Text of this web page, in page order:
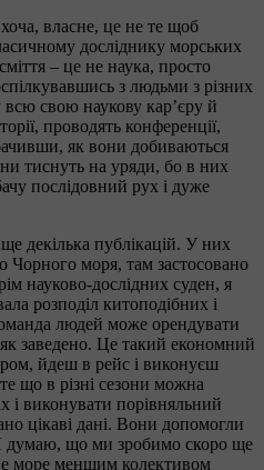
власне, це не те щоб
досліднику морських
– це не наука, просто
з людьми з різних
свою наукову кар’єру й
проводять конференції,
як вони добиваються
тиснуть на уряди, бо в них
послідовний рух і дуже
декілька публікацій. У них
Чорного моря, там застосовано
науково-дослідних суден, я
розподіл китоподібних і
людей може орендувати
заведено. Це такий економний
йдеш в рейс і виконуєш
що в різні сезони можна
і виконувати порівняльний
цікаві дані. Вони допомогли
думаю, що ми зробимо скоро ще
море меншим колективом